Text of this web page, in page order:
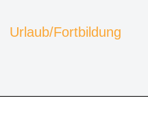
Urlaub/Fortbildung